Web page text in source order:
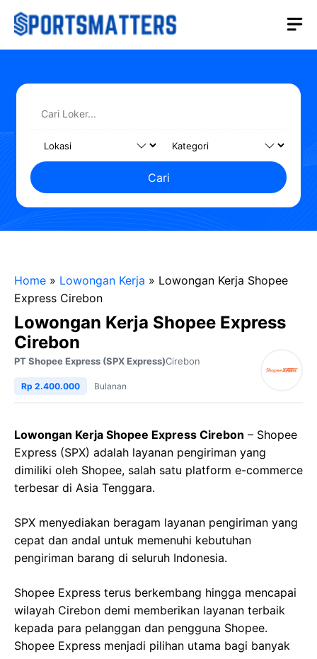
Langsung
Cari
Home » Lowongan Kerja » Lowongan Kerja Shopee
Express Cirebon
Lowongan Kerja Shopee Express
Cirebon
PT Shopee Express (SPX Express)Cirebon
Rp 2.400.000 Bulanan
Lowongan Kerja Shopee Express Cirebon – Shopee
Express (SPX) adalah layanan pengiriman yang
dimiliki oleh Shopee, salah satu platform e-commerce
terbesar di Asia Tenggara.
SPX menyediakan beragam layanan pengiriman yang
cepat dan andal untuk memenuhi kebutuhan
pengiriman barang di seluruh Indonesia.
Shopee Express terus berkembang hingga mencapai
wilayah Cirebon demi memberikan layanan terbaik
kepada para pelanggan dan pengguna Shopee.
Shopee Express menjadi pilihan utama bagi banyak